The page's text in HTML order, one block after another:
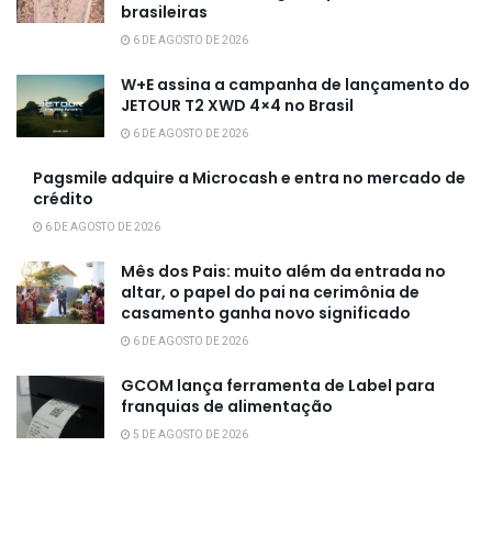
brasileiras
6 DE AGOSTO DE 2026
W+E assina a campanha de lançamento do
JETOUR T2 XWD 4×4 no Brasil
6 DE AGOSTO DE 2026
Pagsmile adquire a Microcash e entra no mercado de
crédito
6 DE AGOSTO DE 2026
Mês dos Pais: muito além da entrada no
altar, o papel do pai na cerimônia de
casamento ganha novo significado
6 DE AGOSTO DE 2026
GCOM lança ferramenta de Label para
franquias de alimentação
5 DE AGOSTO DE 2026